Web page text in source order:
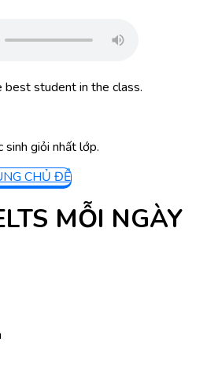
student in the class.
sinh giỏi nhất lớp.
CHỦ ĐỀ
MỖI NGÀY